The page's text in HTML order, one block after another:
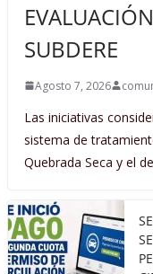
SUBDERE
Agosto 7, 2026
Las iniciativas
sistema de
Quebrada Seca y el